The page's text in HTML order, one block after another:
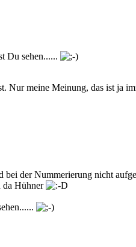
Du sehen......
Nur meine Meinung, das ist ja
bei der Nummerierung nicht
da Hühner